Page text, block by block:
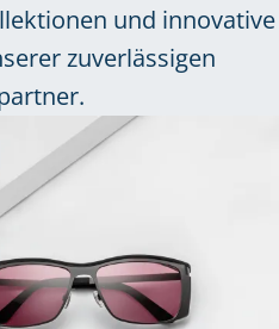
und innovative
zuverlässigen